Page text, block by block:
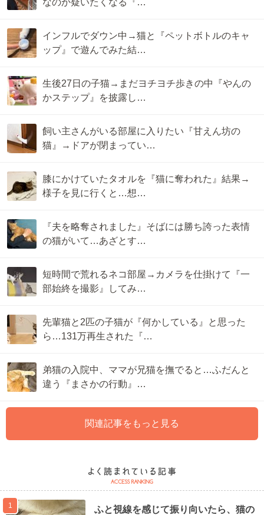
なのか疑いたくなる『…
インフルでダウン中→猫と『ペットボトルのキャ
ップ』で遊んでみた結…
生後27日の子猫→まだヨチヨチ歩きの中『やんの
かステップ』を披露し…
飼い主さんがいる部屋に入りたい『甘えん坊の
猫』→ドアが閉まってい…
膝にかけていたタオルを『猫に奪われた』結果→
様子を見に行くと…想…
『夫を略奪されました』そばには勝ち誇った表情
の猫がいて…あざとす…
短時間で荒れるネコ部屋→カメラを仕掛けて『一
部始終を撮影』してみ…
先輩猫と2匹の子猫が『何かしている』と思った
ら…131万再生された『…
弟猫の入院中、ママが兄猫を撫でると…ふだんと
違う『まさかの行動』…
関連記事をもっと見る
1
ふと視線を感じて振り向いたら、猫の